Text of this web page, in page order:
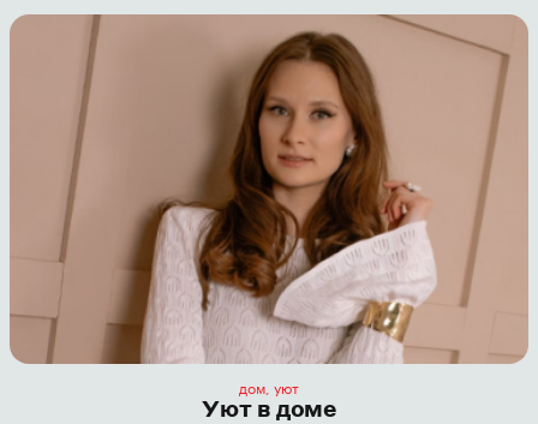
дом, уют
Уют в доме